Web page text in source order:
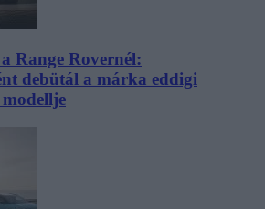
Range Rovernél:
debütál a márka eddigi
modellje